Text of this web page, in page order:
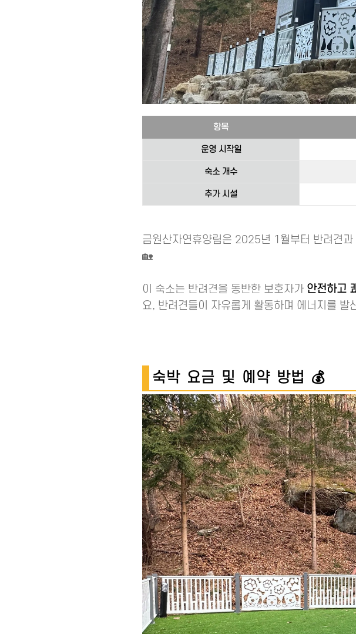
항목
운영 시작일
숙소 개수
추가 시설
금원산자연휴양림은 2025년 1월부터 반려견과
🏡
이 숙소는 반려견을 동반한 보호자가 안전하고
요, 반려견들이 자유롭게 활동하며 에너지를 발
숙박 요금 및 예약 방법 💰